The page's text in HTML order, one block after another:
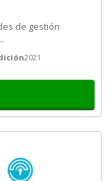
de gestión
2021